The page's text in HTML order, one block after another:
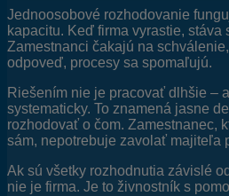
Jednoosobové rozhodovanie
kapacitu. Keď firma vyrastie, stáva
Zamestnanci čakajú na
odpoveď, procesy sa spomaľujú.
Riešením nie je pracovať dlhšie –
systematicky. To znamená jasne
rozhodovať o čom. Zamestnanec,
sám, nepotrebuje zavolať majiteľa
Ak sú všetky rozhodnutia závislé
nie je firma. Je to živnostník s